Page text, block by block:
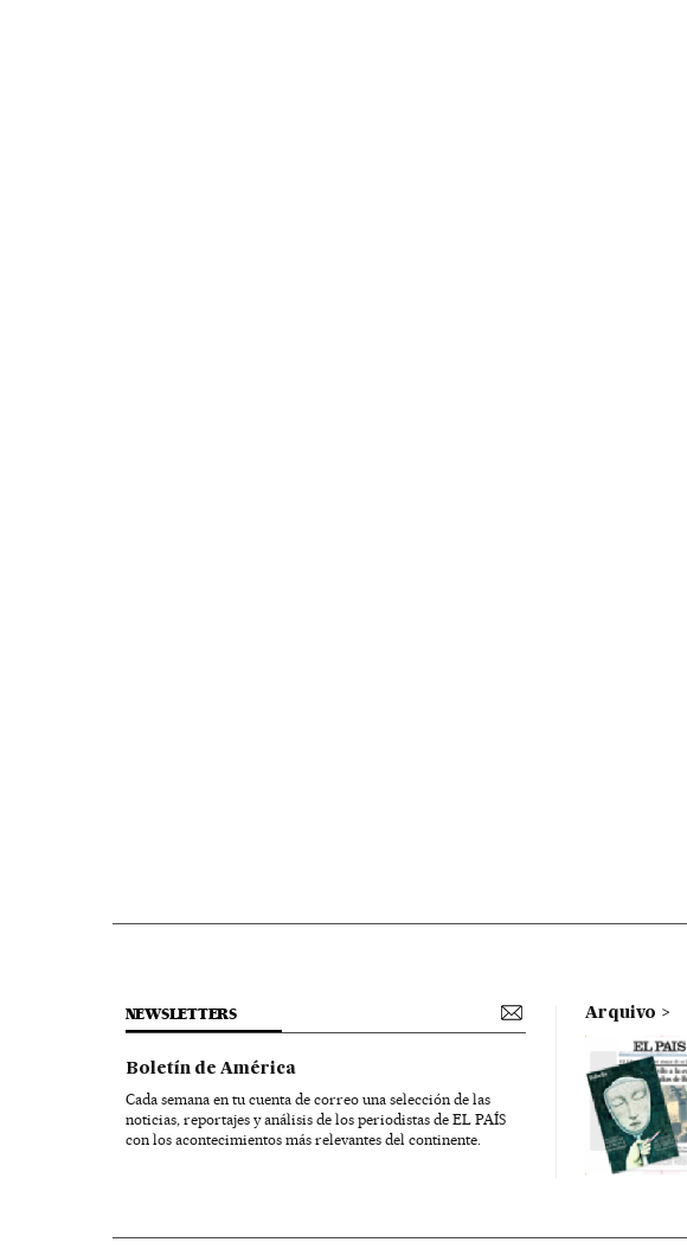
NEWSLETTERS
Boletín de América
Cada semana en tu cuenta de correo una selección de las
noticias, reportajes y análisis de los periodistas de EL PAÍS
con los acontecimientos más relevantes del continente.
Arquivo